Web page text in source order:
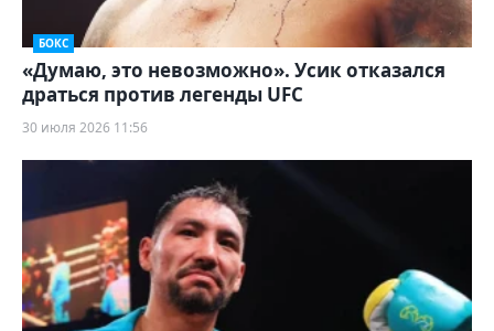
БОКС
«Думаю, это невозможно». Усик отказался
драться против легенды UFC
30 июля 2026 11:56